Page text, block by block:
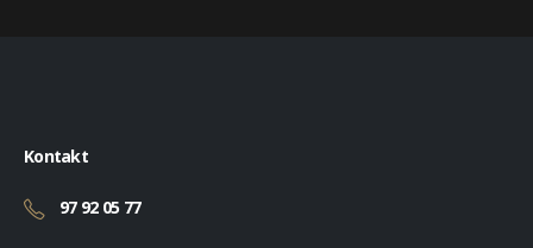
Kontakt
97 92 05 77